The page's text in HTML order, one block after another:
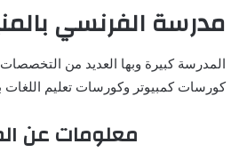
مدرسة الفرنسي
المدرسة كبيرة وبها العديد من التخصصات
كورسات كمبيوتر وكورسات تعليم اللغات
معلومات عن